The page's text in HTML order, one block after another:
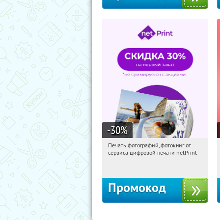
-30%
00:20:25 Получили:
Печать фотографий, фотокниг от
сервиса цифровой печати netPrint
Промокод